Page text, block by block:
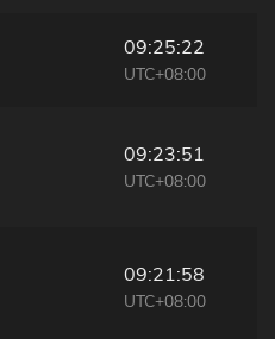
09:25:22
UTC+08:00
09:23:51
UTC+08:00
09:21:58
UTC+08:00